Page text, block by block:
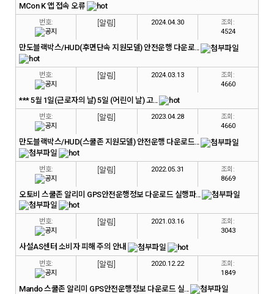
번호: [알림]
MCon K 앱 접속 오류
2024.04.30
조회:
4524
번호: [알림]
만도블랙박스/HUD(후면단속 지원모델) 안전운행 다운로...
2024.03.13
조회:
4660
번호: [알림]
*** 5월 1일(근로자의 날) 5일 (어린이 날) 고...
2023.04.28
조회:
4660
번호: [알림]
만도블랙박스/HUD(스쿨존 지원모델) 안전운행 다운로드...
2022.05.31
조회:
8669
번호: [알림]
오토비 스쿨존 알리미 GPS안전운행정보 다운로드 실행파...
2021.03.16
조회:
3043
번호: [알림]
사설AS센터 소비자 피해 주의 안내
2020.12.22
조회:
1849
Mando 스쿨존 알리미 GPS안전운행정보 다운로드 실...